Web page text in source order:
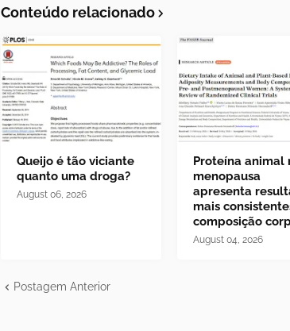
Conteúdo relacionado
Queijo é tão viciante
quanto uma droga?
August 06, 2026
Proteína animal
menopausa
apresenta
mais
composição
August 04, 2026
Postagem Anterior